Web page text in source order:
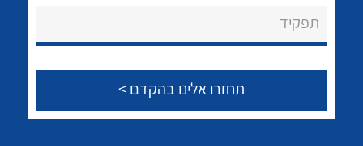
שירותי תמיכה
תפקיד